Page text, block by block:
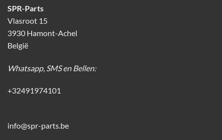
SPR-Parts
Vlasroot 15
3930 Hamont-Achel
België
Whatsapp, SMS en Bellen:
+32491974101
info@spr-parts.be